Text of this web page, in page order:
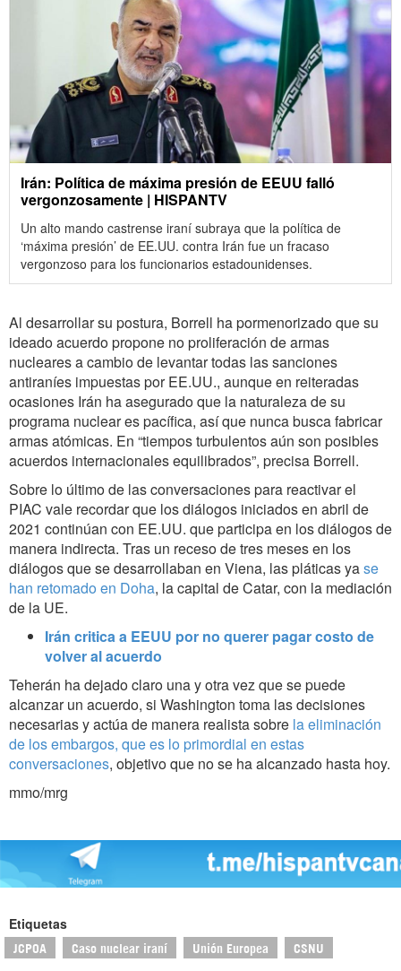
Irán: Política de máxima presión de EEUU falló
vergonzosamente | HISPANTV
Un alto mando castrense iraní subraya que la política de
‘máxima presión’ de EE.UU. contra Irán fue un fracaso
vergonzoso para los funcionarios estadounidenses.
Al desarrollar su postura, Borrell ha pormenorizado que su
ideado acuerdo propone no proliferación de armas
nucleares a cambio de levantar todas las sanciones
antiraníes impuestas por EE.UU., aunque en reiteradas
ocasiones Irán ha asegurado que la naturaleza de su
programa nuclear es pacífica, así que nunca busca fabricar
armas atómicas. En “tiempos turbulentos aún son posibles
acuerdos internacionales equilibrados”, precisa Borrell.
Sobre lo último de las conversaciones para reactivar el
PIAC vale recordar que los diálogos iniciados en abril de
2021 continúan con EE.UU. que participa en los diálogos de
manera indirecta. Tras un receso de tres meses en los
diálogos que se desarrollaban en Viena, las pláticas yase
han retomado en Doha, la capital de Catar, con la mediación
de la UE.
Irán critica a EEUU por no querer pagar costo de
volver al acuerdo
Teherán ha dejado claro una y otra vez que se puede
alcanzar un acuerdo, si Washington toma las decisiones
necesarias y actúa de manera realista sobre la eliminación
de los embargos, que es lo primordial en estas
conversaciones, objetivo que no se ha alcanzado hasta hoy.
mmo/mrg
Etiquetas
JCPOA Caso nuclear iraní Unión Europea CSNU